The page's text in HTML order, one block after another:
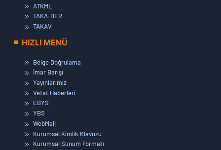
ATKML
TAKA-DER
TAKAV
HIZLI MENÜ
Belge Doğrulama
İmar Barışı
Yayınlarımız
Vefat Haberleri
EBYS
YBS
WebMail
Kurumsal Kimlik Klavuzu
Kurumsal Sunum Formatı